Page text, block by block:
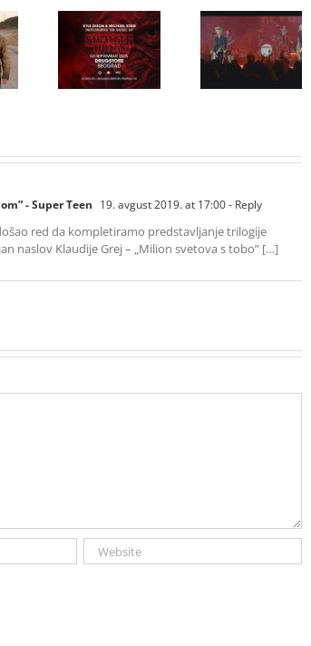
STRANGER
THINGS
muzika iz
NIMRODS,
inspirisan
ranim danima
grupe GREEN
DAY, stiže u
11. i 14.
- Super Teen 19. avgust 2019. at 17:00- Reply
red da kompletiramo predstavljanje trilogije
naslov Klaudije Grej – „Milion svetova s tobo” […]